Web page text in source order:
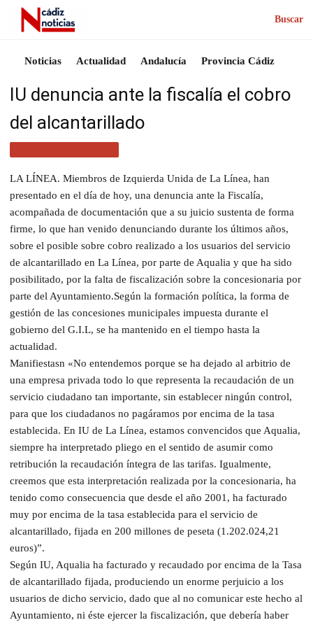
Buscar
Noticias Actualidad Andalucía Provincia Cádiz
IU denuncia ante la fiscalía el cobro
del alcantarillado
LA LÍNEA. Miembros de Izquierda Unida de La Línea, han
presentado en el día de hoy, una denuncia ante la Fiscalía,
acompañada de documentación que a su juicio sustenta de forma
firme, lo que han venido denunciando durante los últimos años,
sobre el posible sobre cobro realizado a los usuarios del servicio
de alcantarillado en La Línea, por parte de Aqualia y que ha sido
posibilitado, por la falta de fiscalización sobre la concesionaria por
parte del Ayuntamiento.Según la formación política, la forma de
gestión de las concesiones municipales impuesta durante el
gobierno del G.I.L, se ha mantenido en el tiempo hasta la
actualidad.
Manifiestasn «No entendemos porque se ha dejado al arbitrio de
una empresa privada todo lo que representa la recaudación de un
servicio ciudadano tan importante, sin establecer ningún control,
para que los ciudadanos no pagáramos por encima de la tasa
establecida. En IU de La Línea, estamos convencidos que Aqualia,
siempre ha interpretado pliego en el sentido de asumir como
retribución la recaudación íntegra de las tarifas. Igualmente,
creemos que esta interpretación realizada por la concesionaria, ha
tenido como consecuencia que desde el año 2001, ha facturado
muy por encima de la tasa establecida para el servicio de
alcantarillado, fijada en 200 millones de peseta (1.202.024,21
euros)”.
Según IU, Aqualia ha facturado y recaudado por encima de la Tasa
de alcantarillado fijada, produciendo un enorme perjuicio a los
usuarios de dicho servicio, dado que al no comunicar este hecho al
Ayuntamiento, ni éste ejercer la fiscalización, que debería haber